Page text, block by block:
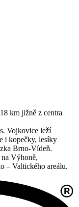
km jižně z centra
Vojkovice leží
i kopečky, lesíky
Brno-Vídeň.
Výhoně,
– Valtického areálu.